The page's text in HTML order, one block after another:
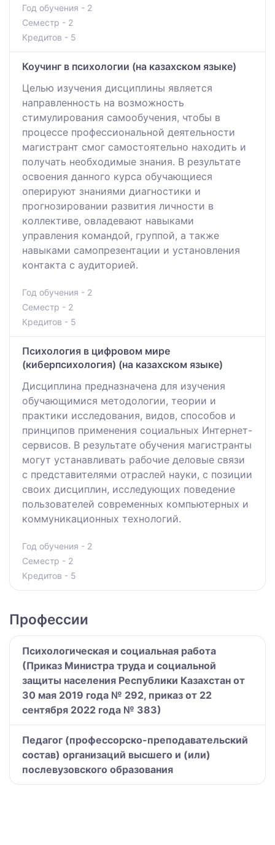
Год обучения - 2
Семестр - 2
Кредитов - 5
Коучинг в психологии (на казахском языке)
Целью изучения дисциплины является
направленность на возможность
стимулирования самообучения, чтобы в
процессе профессиональной деятельности
магистрант смог самостоятельно находить и
получать необходимые знания. В результате
освоения данного курса обучающиеся
оперируют знаниями диагностики и
прогнозировании развития личности в
коллективе, овладевают навыками
управления командой, группой, а также
навыками самопрезентации и установления
контакта с аудиторией.
Год обучения - 2
Семестр - 2
Кредитов - 5
Психология в цифровом мире
(киберпсихология) (на казахском языке)
Дисциплина предназначена для изучения
обучающимися методологии, теории и
практики исследования, видов, способов и
принципов применения социальных Интернет-
сервисов. В результате обучения магистранты
могут устанавливать рабочие деловые связи
с представителями отраслей науки, с позиции
своих дисциплин, исследующих поведение
пользователей современных компьютерных и
коммуникационных технологий.
Год обучения - 2
Семестр - 2
Кредитов - 5
Профессии
Психологическая и социальная работа
(Приказ Министра труда и социальной
защиты населения Республики Казахстан от
30 мая 2019 года № 292, приказ от 22
сентября 2022 года № 383)
Педагог (профессорско-преподавательский
состав) организаций высшего и (или)
послевузовского образования